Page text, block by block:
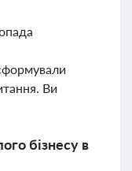
Ви
бізнесу в